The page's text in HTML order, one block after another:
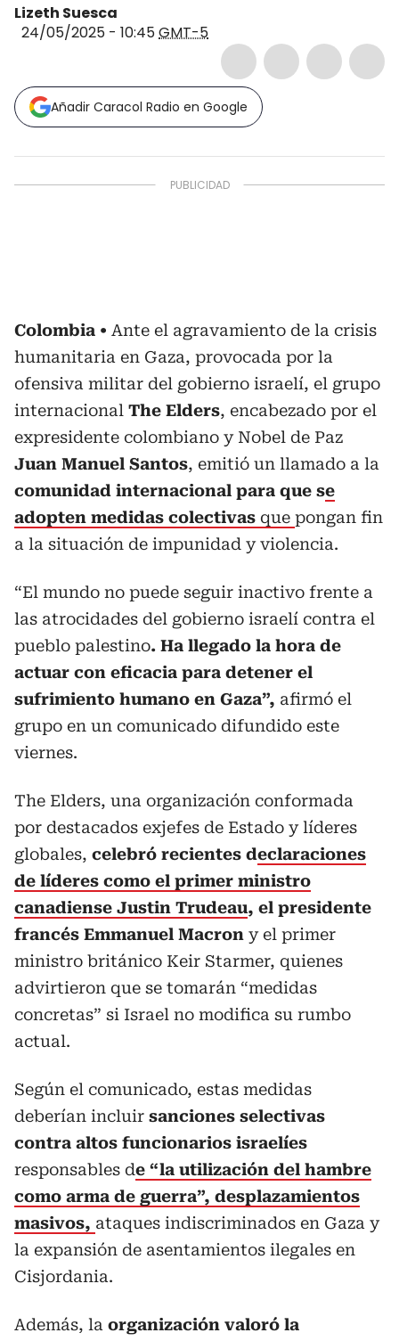
Lizeth Suesca
24/05/2025 - 10:45GMT-5
Añadir Caracol Radio en Google
Colombia
Ante el agravamiento de la crisis
humanitaria en Gaza, provocada por la
ofensiva militar del gobierno israelí, el grupo
internacional The Elders, encabezado por el
expresidente colombiano y Nobel de Paz
Juan Manuel Santos, emitió un llamado a la
comunidad internacional para que se
adopten medidas colectivas que pongan fin
a la situación de impunidad y violencia.
“El mundo no puede seguir inactivo frente a
las atrocidades del gobierno israelí contra el
pueblo palestino. Ha llegado la hora de
actuar con eficacia para detener el
sufrimiento humano en Gaza”, afirmó el
grupo en un comunicado difundido este
viernes.
The Elders, una organización conformada
por destacados exjefes de Estado y líderes
globales, celebró recientes declaraciones
de líderes como el primer ministro
canadiense Justin Trudeau, el presidente
francés Emmanuel Macron y el primer
ministro británico Keir Starmer, quienes
advirtieron que se tomarán “medidas
concretas” si Israel no modifica su rumbo
actual.
Según el comunicado, estas medidas
deberían incluir sanciones selectivas
contra altos funcionarios israelíes
responsables de “la utilización del hambre
como arma de guerra”, desplazamientos
masivos, ataques indiscriminados en Gaza y
la expansión de asentamientos ilegales en
Cisjordania.
Además, la organización valoró la